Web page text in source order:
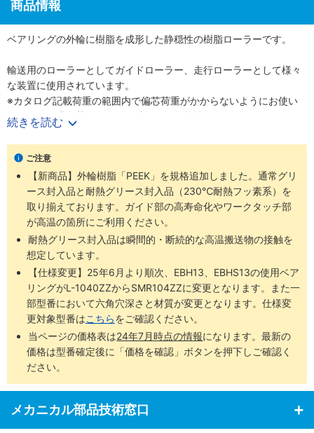
商品情報
ベアリングの外輪に樹脂を成形した静穏性の樹脂ローラーです。
輸送用のローラーとしてガイドローラー、走行ローラーとして様々
な装置に使用されています。
※カタログ記載荷重の範囲内で偏芯荷重がかからないようにお使い
ください。過負荷がかかると破損する可能性があります。
騒音、振動の低減に優れています。
ローラー部がフラット形状で取り付け方法はおねじタイプです。
樹脂材質はポリアセタール、帯電防止ポリアセタール、MCナイロ
ン、超高分子量ポリエチレンの種類があります。
自動仕分装置（ソーター）、搬送装置
チェーンコンベア装置、自動組立ライン装置、垂直搬送装置
続きを読む
ご注意
【新商品】外輪樹脂「PEEK」を規格追加しました。通常グリ
ース封入品と耐熱グリース封入品（230℃耐熱フッ素系）を
取り揃えております。ガイド部の高寿命化やワークタッチ部
が高温の箇所にご利用ください。
耐熱グリース封入品は瞬間的・断続的な高温搬送物の接触を
想定しています。
【仕様変更】25年6月より順次、EBH13、EBHS13の使用ベア
リングがL-1040ZZからSMR104ZZに変更となります。また一
部型番において六角穴深さと材質が変更となります。仕様変
更対象型番はこちらをご確認ください。
当ページの価格表は24年7月時点の情報になります。最新の
価格は型番確定後に「価格を確認」ボタンを押下しご確認く
ださい。
メカニカル部品技術窓口